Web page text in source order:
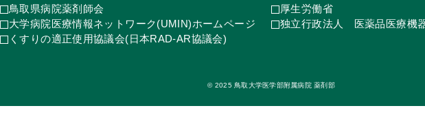
鳥取県病院薬剤師会
厚生労働省
大学病院医療情報ネットワーク(UMIN)ホームページ
独立行政法人 医薬品医療機
くすりの適正使用協議会(日本RAD-AR協議会)
© 2025 鳥取大学医学部附属病院 薬剤部